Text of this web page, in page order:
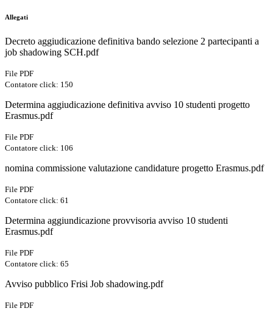
Allegati
Decreto aggiudicazione definitiva bando selezione 2 partecipanti a
job shadowing SCH.pdf
File PDF
Contatore click: 150
Determina aggiudicazione definitiva avviso 10 studenti progetto
Erasmus.pdf
File PDF
Contatore click: 106
nomina commissione valutazione candidature progetto Erasmus.pdf
File PDF
Contatore click: 61
Determina aggiundicazione provvisoria avviso 10 studenti
Erasmus.pdf
File PDF
Contatore click: 65
Avviso pubblico Frisi Job shadowing.pdf
File PDF